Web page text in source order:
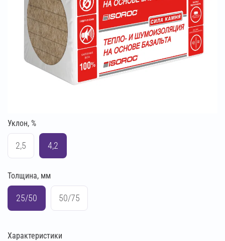
Уклон, %
2,5 4,2
Толщина, мм
25/50 50/75
Характеристики